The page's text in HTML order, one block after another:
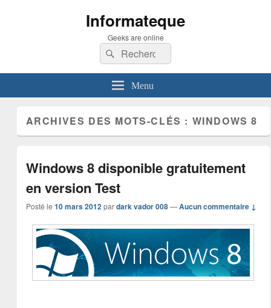
Informateque
Geeks are online
Recherche :
Rechercher
Menu
ARCHIVES DES MOTS-CLÉS : WINDOWS 8
Windows 8 disponible gratuitement
en version Test
Posté le 10 mars 2012 pardark vador 008 —Aucun commentaire ↓